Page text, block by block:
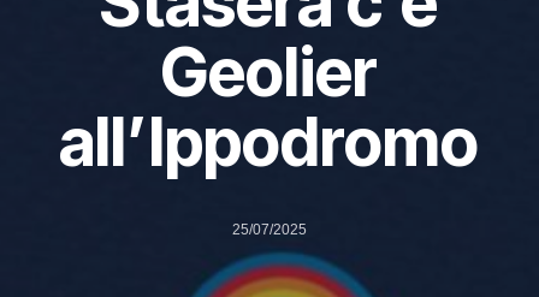
Geolier
all’Ippodromo
25/07/2025